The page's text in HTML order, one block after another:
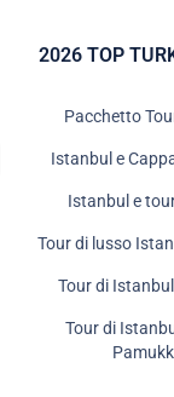
2026 TOP
Pacchetto
Istanbul e
Istanbul e
Tour di lusso
Tour di
Tour di